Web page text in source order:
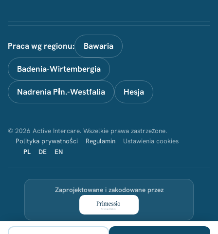
Praca wg regionu: Bawaria
Badenia-Wirtembergia
Nadrenia Płn.-Westfalia Hesja
© 2026 Active Intercare. Wszelkie prawa zastrzeżone.
Polityka prywatności
Regulamin
Ustawienia cookies
PL
DE EN
Zaprojektowane i zakodowane przez